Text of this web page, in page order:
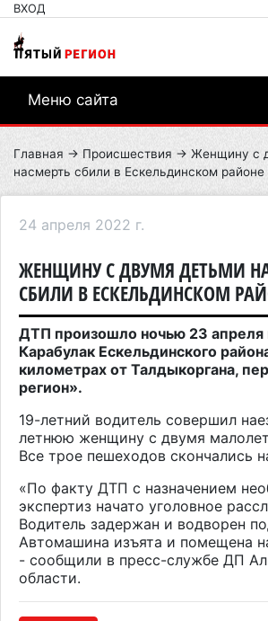
ВХОД
Меню сайта
Главная → Происшествия → Женщину с
насмерть сбили в Ескельдинском районе
24 апреля 2022 г.
ЖЕНЩИНУ С ДВУМЯ ДЕТЬМИ
СБИЛИ В ЕСКЕЛЬДИНСКОМ
ДТП произошло ночью 23 апреля
Карабулак Ескельдинского
километрах от Талдыкоргана,
регион».
19-летний водитель совершил
летнюю женщину с двумя
Все трое пешеходов скончались
«По факту ДТП с назначением
экспертиз начато уголовное
Водитель задержан и водворен
Автомашина изъята и помещена
- сообщили в пресс-службе ДП
области.